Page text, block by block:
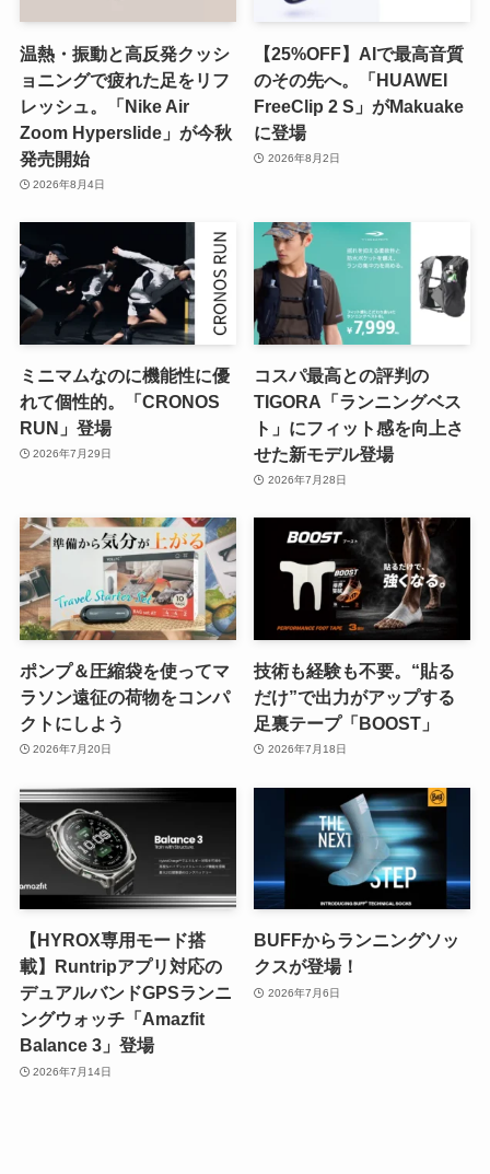
温熱・振動と高反発クッシ
ョニングで疲れた足をリフ
レッシュ。「Nike Air
Zoom Hyperslide」が今秋
発売開始
2026年8月4日
【25%OFF】AIで最高音質
のその先へ。「HUAWEI
FreeClip 2 S」がMakuake
に登場
2026年8月2日
ミニマムなのに機能性に優
れて個性的。「CRONOS
RUN」登場
2026年7月29日
コスパ最高との評判の
TIGORA「ランニングベス
ト」にフィット感を向上さ
せた新モデル登場
2026年7月28日
ポンプ＆圧縮袋を使ってマ
ラソン遠征の荷物をコンパ
クトにしよう
2026年7月20日
技術も経験も不要。“貼る
だけ”で出力がアップする
足裏テープ「BOOST」
2026年7月18日
【HYROX専用モード搭
載】Runtripアプリ対応の
デュアルバンドGPSランニ
ングウォッチ「Amazfit
Balance 3」登場
2026年7月14日
BUFFからランニングソッ
クスが登場！
2026年7月6日